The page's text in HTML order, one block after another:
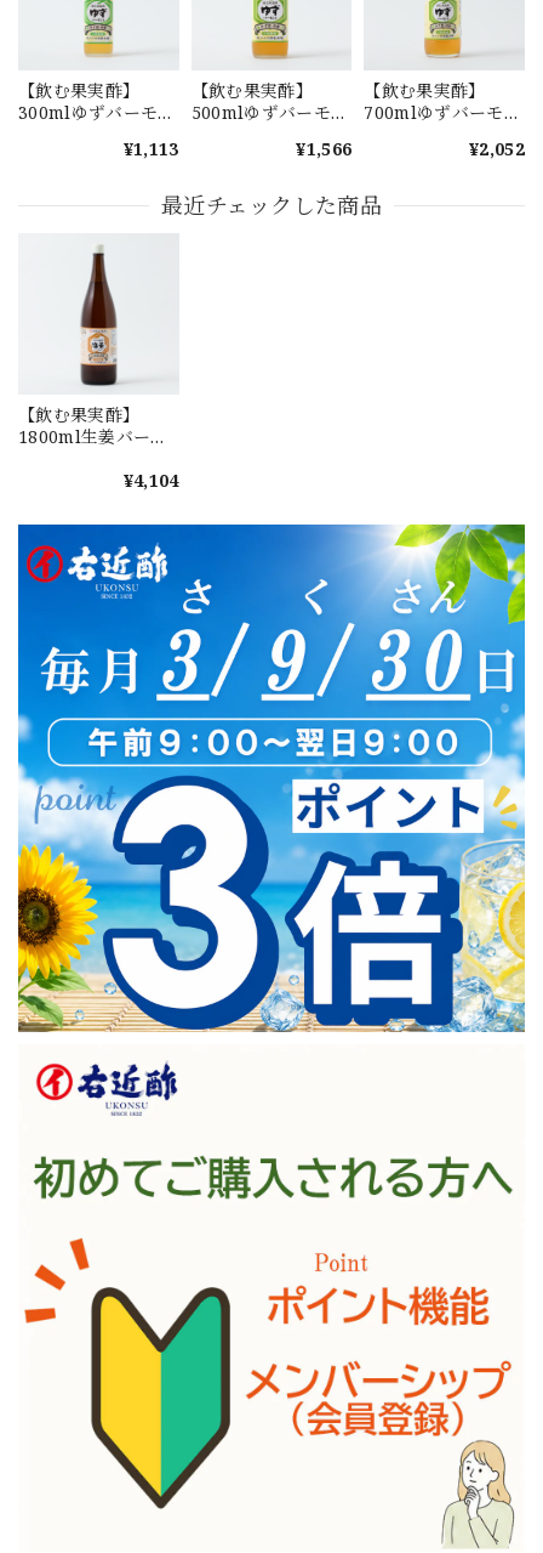
【飲む果実酢】
300mlゆずバーモン
¥1,113
【飲む果実酢】
500mlゆずバーモン
¥1,566
【飲む果実酢】
700mlゆずバーモン
¥2,052
最近チェックした商品
【飲む果実酢】
1800ml生姜バーモ
¥4,104